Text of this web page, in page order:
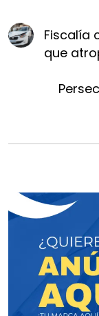
Fiscalía
que